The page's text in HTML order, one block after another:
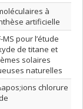
à
artificielle
pour l’étude
de titane et
solaires
naturelles
chlorure